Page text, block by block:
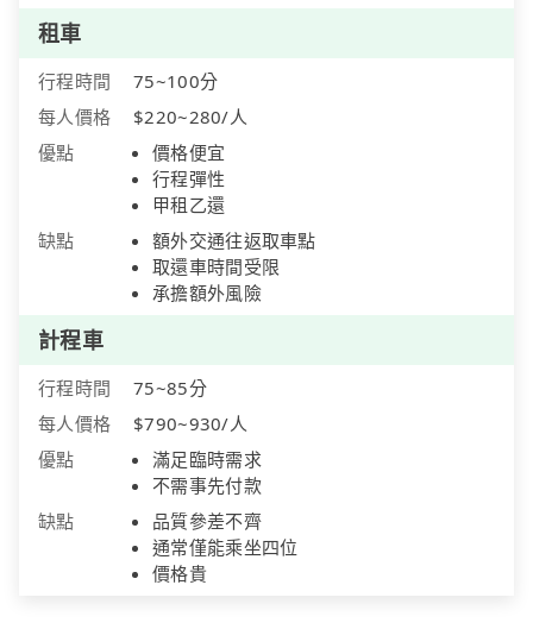
租車
行程時間
75~100分
每人價格
$220~280/人
優點
價格便宜
行程彈性
甲租乙還
缺點
額外交通往返取車點
取還車時間受限
承擔額外風險
計程車
行程時間
75~85分
每人價格
$790~930/人
優點
滿足臨時需求
不需事先付款
缺點
品質參差不齊
通常僅能乘坐四位
價格貴